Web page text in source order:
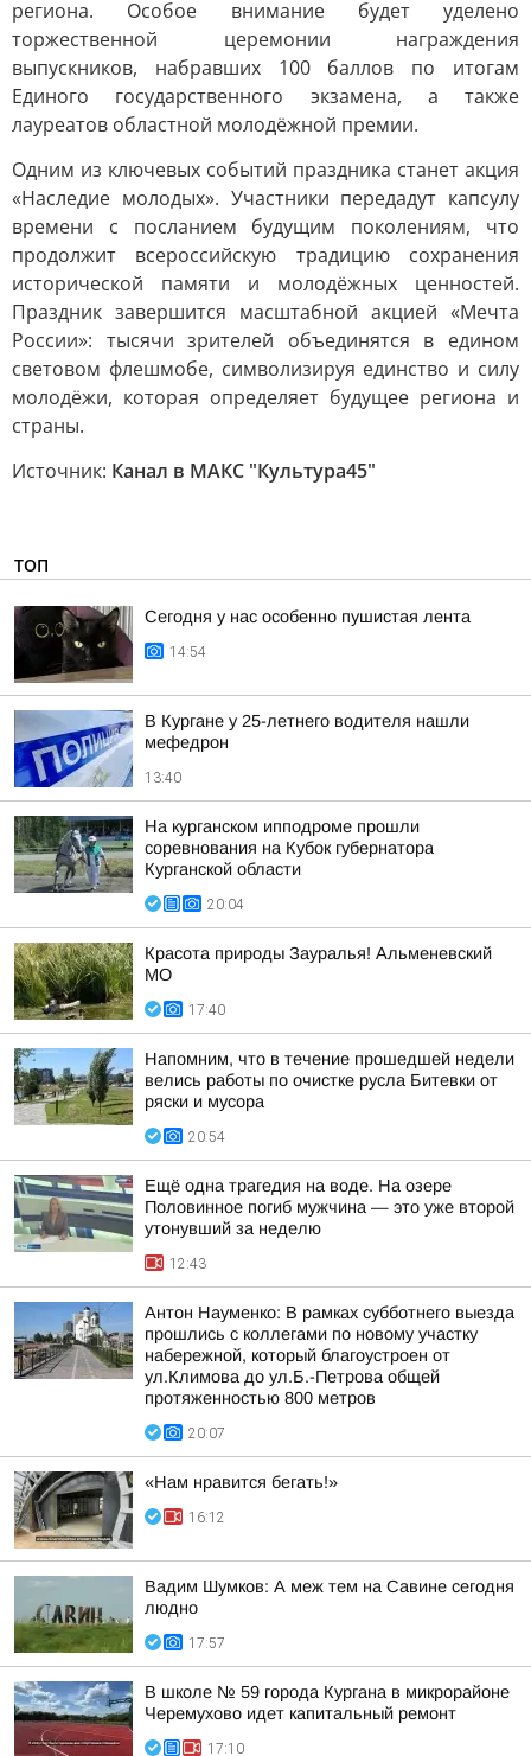
региона. Особое внимание будет уделено
торжественной церемонии награждения
выпускников, набравших 100 баллов по итогам
Единого государственного экзамена, а также
лауреатов областной молодёжной премии.
Одним из ключевых событий праздника станет акция
«Наследие молодых». Участники передадут капсулу
времени с посланием будущим поколениям, что
продолжит всероссийскую традицию сохранения
исторической памяти и молодёжных ценностей.
Праздник завершится масштабной акцией «Мечта
России»: тысячи зрителей объединятся в едином
световом флешмобе, символизируя единство и силу
молодёжи, которая определяет будущее региона и
страны.
Источник: Канал в МАКС "Культура45"
ТОП
Сегодня у нас особенно пушистая лента
14:54
В Кургане у 25-летнего водителя нашли
мефедрон
13:40
На курганском ипподроме прошли
соревнования на Кубок губернатора
Курганской области
20:04
Красота природы Зауралья! Альменевский
МО
17:40
Напомним, что в течение прошедшей недели
велись работы по очистке русла Битевки от
ряски и мусора
20:54
Ещё одна трагедия на воде. На озере
Половинное погиб мужчина — это уже второй
утонувший за неделю
12:43
Антон Науменко: В рамках субботнего выезда
прошлись с коллегами по новому участку
набережной, который благоустроен от
ул.Климова до ул.Б.-Петрова общей
протяженностью 800 метров
20:07
«Нам нравится бегать!»
16:12
Вадим Шумков: А меж тем на Савине сегодня
людно
17:57
В школе № 59 города Кургана в микрорайоне
Черемухово идет капитальный ремонт
17:10